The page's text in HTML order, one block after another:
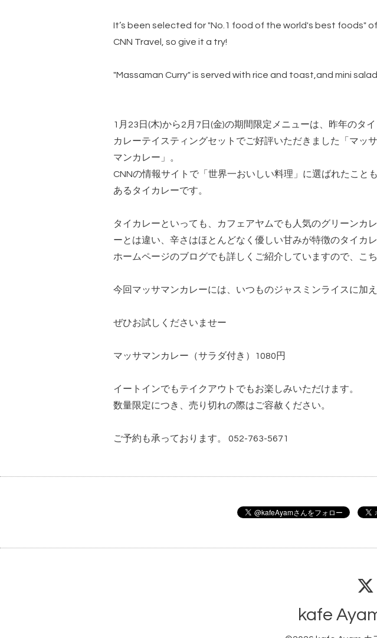
It’s been selected for "No.1 food of the world's best foods" of
CNN Travel, so give it a try!
"Massaman Curry" is served with rice and toast,and mini salad.
1月23日(木)から2月7日(金)の期間限定メニューは、昨年のタイ
カレーテイスティングセットでご好評いただきました「マッサ
マンカレー」。
CNNの情報サイトで「世界一おいしい料理」に選ばれたことも
あるタイカレーです。
タイカレーといっても、カフェアヤムでも人気のグリーンカレ
ーとは違い、辛さはほとんどなく優しい甘みが特徴のタイカレ
ホームページのブログでも詳しくご紹介していますので、こ
今回マッサマンカレーには、いつものジャスミンライスに加
ぜひお試しくださいませー
マッサマンカレー（サラダ付き）1080円
イートインでもテイクアウトでもお楽しみいただけます。
数量限定につき、売り切れの際はご容赦ください。
ご予約も承っております。 052-763-5671
kafe